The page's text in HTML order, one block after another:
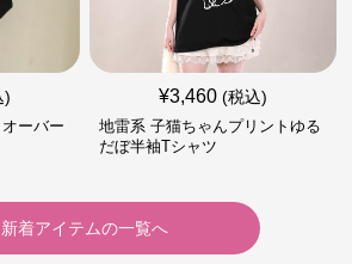
)
ーバー
¥3,460 (税込)
地雷系 子猫ちゃんプリントゆる
だぼ半袖Tシャツ
新着アイテムの一覧へ